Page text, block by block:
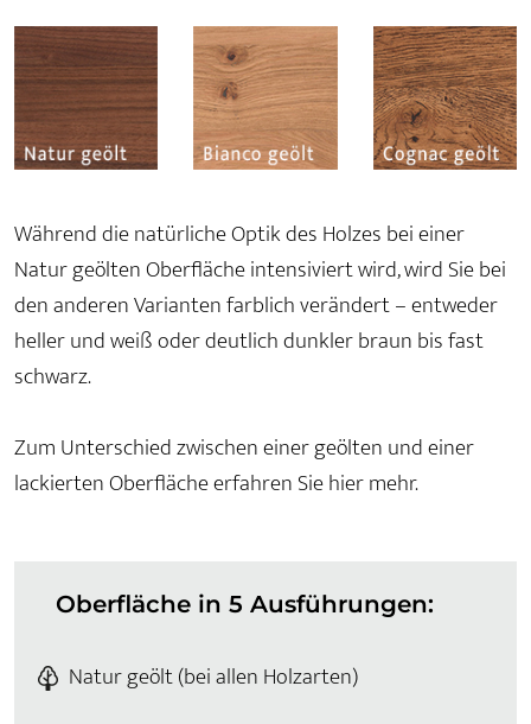
Während die natürliche Optik des Holzes bei einer
Natur geölten Oberfläche intensiviert wird, wird Sie bei
den anderen Varianten farblich verändert – entweder
heller und weiß oder deutlich dunkler braun bis fast
schwarz.
Zum Unterschied zwischen einer geölten und einer
lackierten Oberfläche erfahren Sie hier mehr.
Oberfläche in 5 Ausführungen:
Natur geölt (bei allen Holzarten)